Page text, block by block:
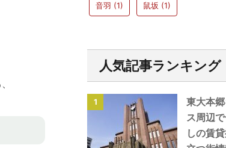
音羽 (1) 鼠坂 (1)
人気記事ランキング
1
東大本
ス周辺
しの賃